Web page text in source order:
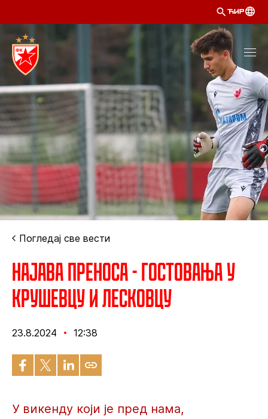
ЋИР
Погледај све вести
Најава преноса - Гостовања у
Крушевцу и Лесковцу
23.8.2024 12:38
У викенду који је пред нама,